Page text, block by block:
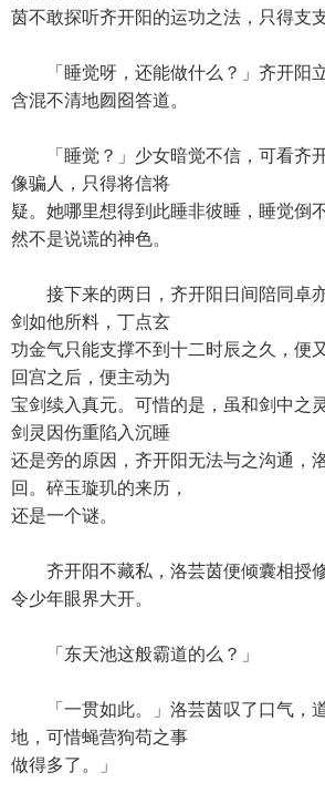
茵不敢探听齐开阳的运功之法，只得支
「睡觉呀，还能做什么？」齐开阳立
含混不清地囫囵答道。
「睡觉？」少女暗觉不信，可看齐
像骗人，只得将信将
疑。她哪里想得到此睡非彼睡，睡觉倒
然不是说谎的神色。
接下来的两日，齐开阳日间陪同卓
剑如他所料，丁点玄
功金气只能支撑不到十二时辰之久，便
回宫之后，便主动为
宝剑续入真元。可惜的是，虽和剑中之
剑灵因伤重陷入沉睡
还是旁的原因，齐开阳无法与之沟通，
回。碎玉璇玑的来历，
还是一个谜。
齐开阳不藏私，洛芸茵便倾囊相授修
令少年眼界大开。
「东天池这般霸道的么？」
「一贯如此。」洛芸茵叹了口气，
地，可惜蝇营狗苟之事
做得多了。」